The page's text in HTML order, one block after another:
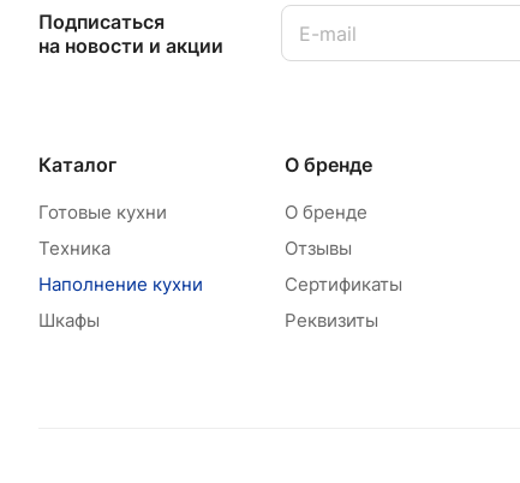
Подписаться
на новости и акции
Каталог
Готовые кухни
Техника
Наполнение кухни
Шкафы
О бренде
О бренде
Отзывы
Сертификаты
Реквизиты